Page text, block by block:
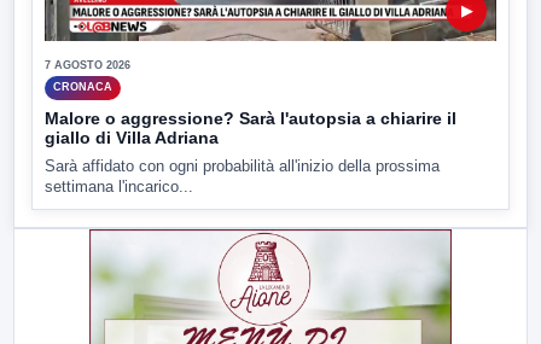
▶
7 AGOSTO 2026
CRONACA
Malore o aggressione? Sarà l'autopsia a chiarire il
giallo di Villa Adriana
Sarà affidato con ogni probabilità all'inizio della prossima
settimana l'incarico...